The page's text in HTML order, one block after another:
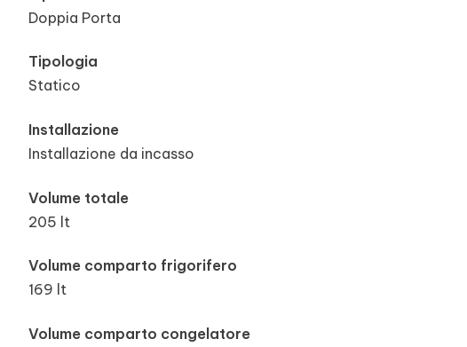
Doppia Porta
Tipologia
Statico
Installazione
Installazione da incasso
Volume totale
205 lt
Volume comparto frigorifero
169 lt
Volume comparto congelatore